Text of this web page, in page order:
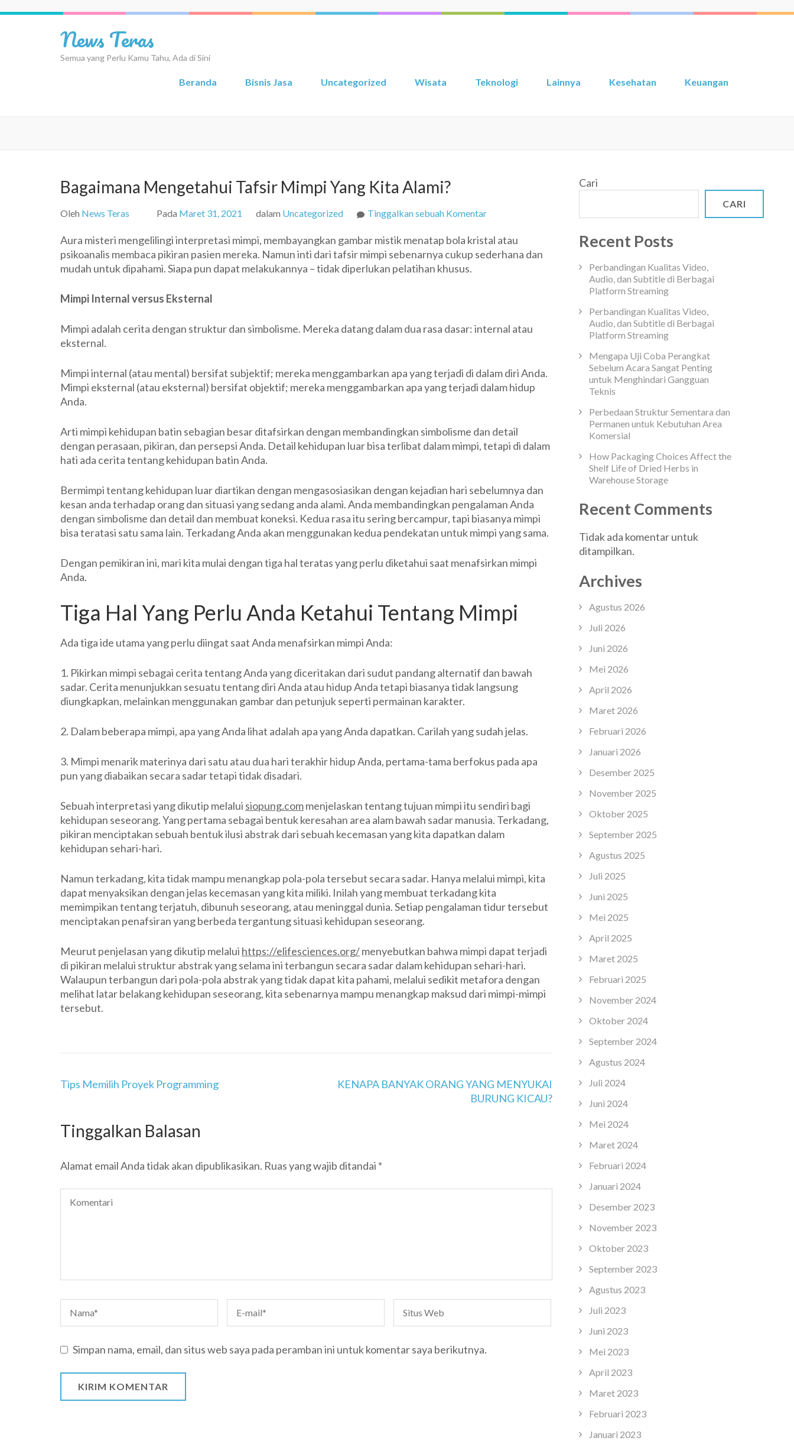
News Teras
Semua yang Perlu Kamu Tahu, Ada di Sini
Beranda Bisnis Jasa Uncategorized Wisata Teknologi Lainnya Kesehatan Keuangan
Bagaimana Mengetahui Tafsir Mimpi Yang Kita Alami?
Oleh News Teras Pada Maret 31, 2021 dalam Uncategorized Tinggalkan sebuah Komentarpada
Mengetahui
Tafsir
Aura misteri mengelilingi interpretasi mimpi, membayangkan gambar mistik menatap bola kristal atau
psikoanalis membaca pikiran pasien mereka. Namun inti dari tafsir mimpi sebenarnya cukup sederhana dan
mudah untuk dipahami. Siapa pun dapat melakukannya – tidak diperlukan pelatihan khusus.
Mimpi Internal versus Eksternal
Mimpi adalah cerita dengan struktur dan simbolisme. Mereka datang dalam dua rasa dasar: internal atau
eksternal.
Mimpi internal (atau mental) bersifat subjektif; mereka menggambarkan apa yang terjadi di dalam diri Anda.
Mimpi eksternal (atau eksternal) bersifat objektif; mereka menggambarkan apa yang terjadi dalam hidup
Anda.
Arti mimpi kehidupan batin sebagian besar ditafsirkan dengan membandingkan simbolisme dan detail
dengan perasaan, pikiran, dan persepsi Anda. Detail kehidupan luar bisa terlibat dalam mimpi, tetapi di dalam
hati ada cerita tentang kehidupan batin Anda.
Bermimpi tentang kehidupan luar diartikan dengan mengasosiasikan dengan kejadian hari sebelumnya dan
kesan anda terhadap orang dan situasi yang sedang anda alami. Anda membandingkan pengalaman Anda
dengan simbolisme dan detail dan membuat koneksi. Kedua rasa itu sering bercampur, tapi biasanya mimpi
bisa teratasi satu sama lain. Terkadang Anda akan menggunakan kedua pendekatan untuk mimpi yang sama.
Dengan pemikiran ini, mari kita mulai dengan tiga hal teratas yang perlu diketahui saat menafsirkan mimpi
Anda.
Tiga Hal Yang Perlu Anda Ketahui Tentang Mimpi
Ada tiga ide utama yang perlu diingat saat Anda menafsirkan mimpi Anda:
1. Pikirkan mimpi sebagai cerita tentang Anda yang diceritakan dari sudut pandang alternatif dan bawah
sadar. Cerita menunjukkan sesuatu tentang diri Anda atau hidup Anda tetapi biasanya tidak langsung
diungkapkan, melainkan menggunakan gambar dan petunjuk seperti permainan karakter.
2. Dalam beberapa mimpi, apa yang Anda lihat adalah apa yang Anda dapatkan. Carilah yang sudah jelas.
3. Mimpi menarik materinya dari satu atau dua hari terakhir hidup Anda, pertama-tama berfokus pada apa
pun yang diabaikan secara sadar tetapi tidak disadari.
Sebuah interpretasi yang dikutip melalui siopung.commenjelaskan tentang tujuan mimpi itu sendiri bagi
kehidupan seseorang. Yang pertama sebagai bentuk keresahan area alam bawah sadar manusia. Terkadang,
pikiran menciptakan sebuah bentuk ilusi abstrak dari sebuah kecemasan yang kita dapatkan dalam
kehidupan sehari-hari.
Namun terkadang, kita tidak mampu menangkap pola-pola tersebut secara sadar. Hanya melalui mimpi, kita
dapat menyaksikan dengan jelas kecemasan yang kita miliki. Inilah yang membuat terkadang kita
memimpikan tentang terjatuh, dibunuh seseorang, atau meninggal dunia. Setiap pengalaman tidur tersebut
menciptakan penafsiran yang berbeda tergantung situasi kehidupan seseorang.
Meurut penjelasan yang dikutip melalui https://elifesciences.org/menyebutkan bahwa mimpi dapat terjadi
di pikiran melalui struktur abstrak yang selama ini terbangun secara sadar dalam kehidupan sehari-hari.
Walaupun terbangun dari pola-pola abstrak yang tidak dapat kita pahami, melalui sedikit metafora dengan
melihat latar belakang kehidupan seseorang, kita sebenarnya mampu menangkap maksud dari mimpi-mimpi
tersebut.
Navigasi
Tips Memilih Proyek Programming
KENAPA BANYAK ORANG YANG MENYUKAI
BURUNG KICAU?
Tinggalkan Balasan
Alamat email Anda tidak akan dipublikasikan. Ruas yang wajib ditandai *
Simpan nama, email, dan situs web saya pada peramban ini untuk komentar saya berikutnya.
Cari
CARI
Recent Posts
Perbandingan Kualitas Video,
Audio, dan Subtitle di Berbagai
Platform Streaming
Perbandingan Kualitas Video,
Audio, dan Subtitle di Berbagai
Platform Streaming
Mengapa Uji Coba Perangkat
Sebelum Acara Sangat Penting
untuk Menghindari Gangguan
Teknis
Perbedaan Struktur Sementara dan
Permanen untuk Kebutuhan Area
Komersial
How Packaging Choices Affect the
Shelf Life of Dried Herbs in
Warehouse Storage
Recent Comments
Tidak ada komentar untuk
ditampilkan.
Archives
Agustus 2026
Juli 2026
Juni 2026
Mei 2026
April 2026
Maret 2026
Februari 2026
Januari 2026
Desember 2025
November 2025
Oktober 2025
September 2025
Agustus 2025
Juli 2025
Juni 2025
Mei 2025
April 2025
Maret 2025
Februari 2025
November 2024
Oktober 2024
September 2024
Agustus 2024
Juli 2024
Juni 2024
Mei 2024
Maret 2024
Februari 2024
Januari 2024
Desember 2023
November 2023
Oktober 2023
September 2023
Agustus 2023
Juli 2023
Juni 2023
Mei 2023
April 2023
Maret 2023
Februari 2023
Januari 2023